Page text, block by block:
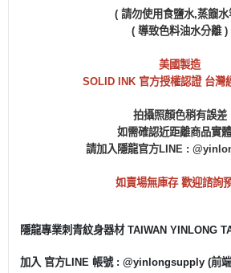
( 請勿使用食鹽水,蒸餾水
( 導致色料油水分離 )
美國製造
SOLID INK 官方授權認證 台灣
拍攝照顏色稍有誤差
如需確認近距離商品實
請加入隱龍官方LINE :
如賣場無庫存 歡迎諮詢預
隱龍專業刺青紋身器材 TAIWAN YINLONG
加入 官方LINE 帳號 : @yinlongsupply (前